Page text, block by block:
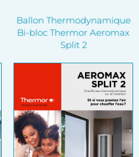
Ballon Thermodynamique
Bi-bloc Thermor Aeromax
Split 2